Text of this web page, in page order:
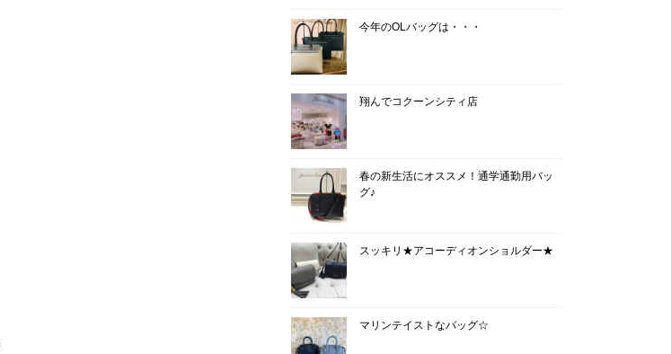
今年のOLバッグは・・・
翔んでコクーンシティ店
春の新生活にオススメ！通学通勤用バッ
グ♪
スッキリ★アコーディオンショルダー★
マリンテイストなバッグ☆